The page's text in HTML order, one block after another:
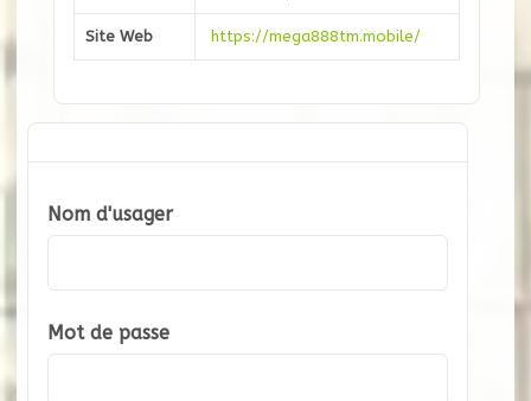
Site Web https://mega888tm.mobile/
Nom d'usager
Mot de passe